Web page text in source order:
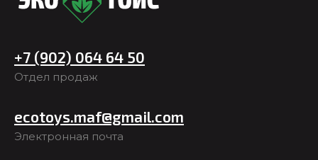
+7 (902) 064 64 50
Отдел продаж
ecotoys.maf@gmail.com
Электронная почта